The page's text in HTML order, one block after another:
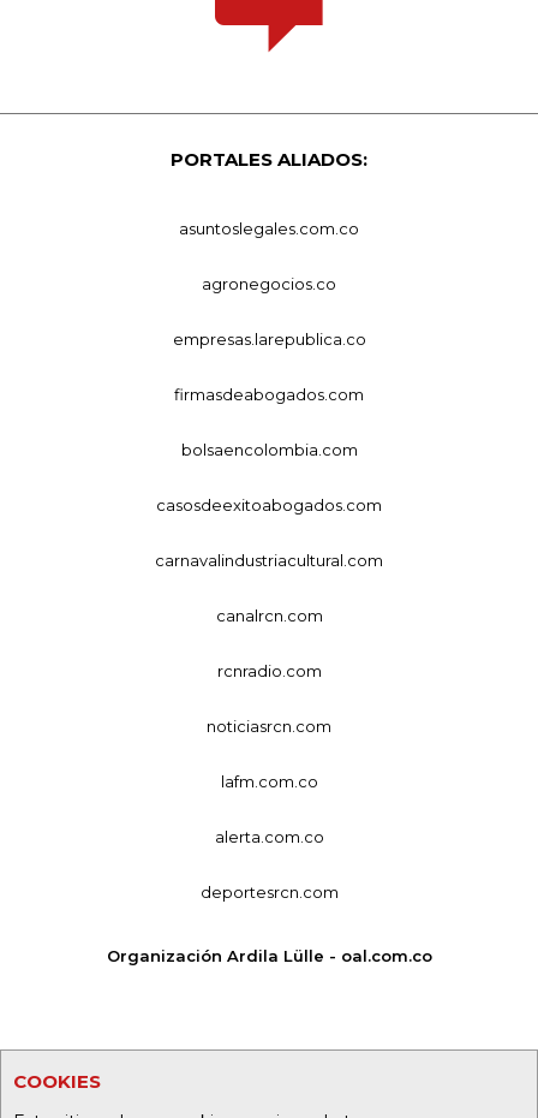
COOKIES
PORTALES ALIADOS:
asuntoslegales.com.co
agronegocios.co
empresas.larepublica.co
firmasdeabogados.com
bolsaencolombia.com
casosdeexitoabogados.com
carnavalindustriacultural.com
canalrcn.com
rcnradio.com
noticiasrcn.com
lafm.com.co
alerta.com.co
deportesrcn.com
Organización Ardila Lülle - oal.com.co